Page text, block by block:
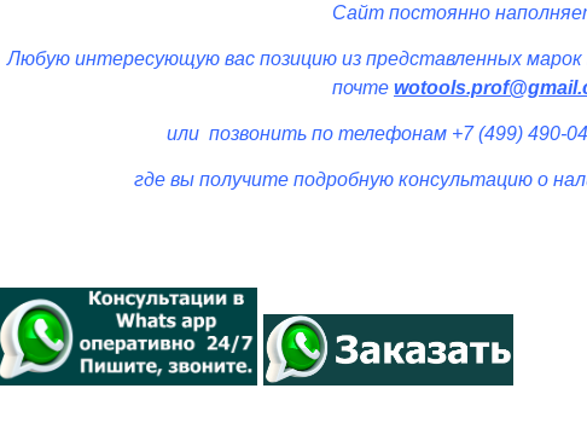
Сайт постоянно
Любую интересующую вас позицию из представленных
почте
или позвонить по телефонам +7 (499) 490-
где вы получите подробную консультацию о